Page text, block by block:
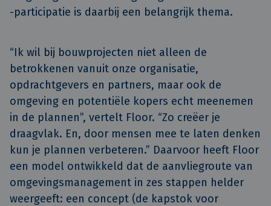
-participatie is daarbij een belangrijk thema.
“Ik wil bij bouwprojecten niet alleen de
betrokkenen vanuit onze organisatie,
opdrachtgevers en partners, maar ook de
omgeving en potentiële kopers echt meenemen
in de plannen”, vertelt Floor. “Zo creëer je
draagvlak. En, door mensen mee te laten denken
kun je plannen verbeteren.” Daarvoor heeft Floor
een model ontwikkeld dat de aanvliegroute van
omgevingsmanagement in zes stappen helder
weergeeft: een concept (de kapstok voor